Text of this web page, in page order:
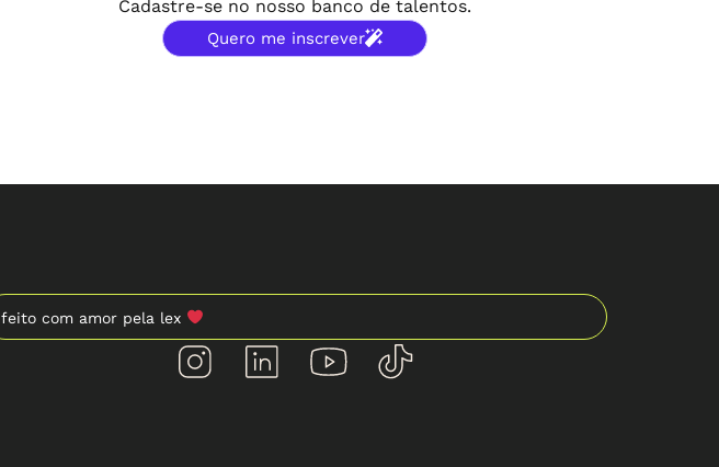
Cadastre-se no nosso banco de talentos.
Quero me inscrever
feito com amor pela lex